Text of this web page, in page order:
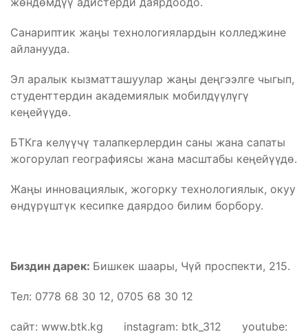
Санариптик жаңы технологиялардын колледжине
айланууда.
Эл аралык кызматташуулар жаңы деңгээлге чыгып,
студенттердин академиялык мобилдүүлүгү
кеңейүүдө.
БТКга келүүчү талапкерлердин саны жана сапаты
жогорулап географиясы жана масштабы кеңейүүдө.
Жаңы инновациялык, жогорку технологиялык, окуу
өндүрүштүк кесипке даярдоо билим борбору.
Биздин дарек: Бишкек шаары, Чүй проспекти, 215.
Тел: 0778 68 30 12, 0705 68 30 12
сайт: www.btk.kg instagram: btk_312 youtube: